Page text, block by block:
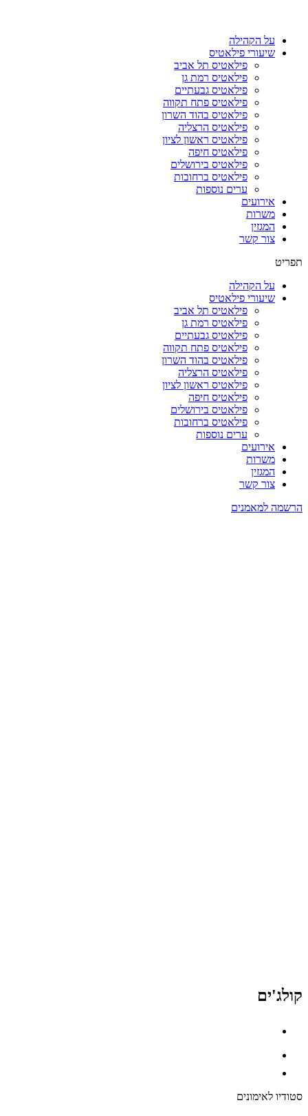
על הקהילה
שיעורי פילאטיס
פילאטיס תל אביב
פילאטיס רמת גן
פילאטיס גבעתיים
פילאטיס פתח תקווה
פילאטיס בהוד השרון
פילאטיס הרצליה
פילאטיס ראשון לציון
פילאטיס חיפה
פילאטיס בירושלים
פילאטיס ברחובות
ערים נוספות
אירועים
משרות
המגזין
צור קשר
תפריט
על הקהילה
שיעורי פילאטיס
פילאטיס תל אביב
פילאטיס רמת גן
פילאטיס גבעתיים
פילאטיס פתח תקווה
פילאטיס בהוד השרון
פילאטיס הרצליה
פילאטיס ראשון לציון
פילאטיס חיפה
פילאטיס בירושלים
פילאטיס ברחובות
ערים נוספות
אירועים
משרות
המגזין
צור קשר
הרשמה למאמנים
קולג'ים
סטודיו לאימונים